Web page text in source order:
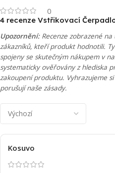
0
4 recenze Vstřikovací
Upozornění:Recenze zobrazené
zákazníků, kteří produkt hodnotili.
spojeny se skutečným nákupem v
systematicky ověřovány z hlediska
zakoupení produktu. Vyhrazujeme
porušují naše zásady.
Kosuvo